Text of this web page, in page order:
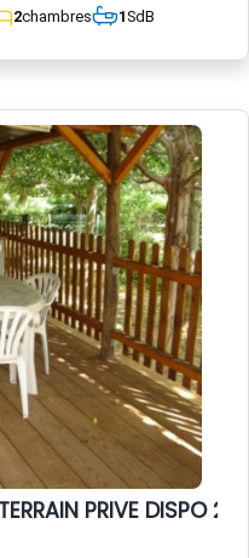
2chambres 1SdB
PRIVE DISPO 20